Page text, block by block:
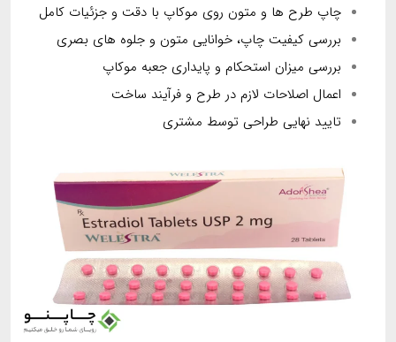
چاپ طرح ها و متون روی موکاپ با دقت و جزئیات کامل
بررسی کیفیت چاپ، خوانایی متون و جلوه های بصری
بررسی میزان استحکام و پایداری جعبه موکاپ
اعمال اصلاحات لازم در طرح و فرآیند ساخت
تایید نهایی طراحی توسط مشتری